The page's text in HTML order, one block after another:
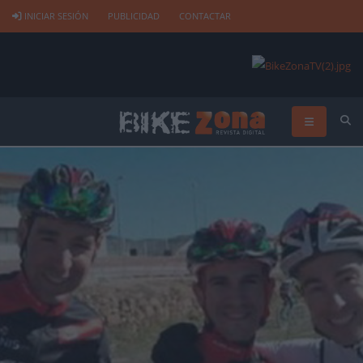
INICIAR SESIÓN PUBLICIDAD CONTACTAR